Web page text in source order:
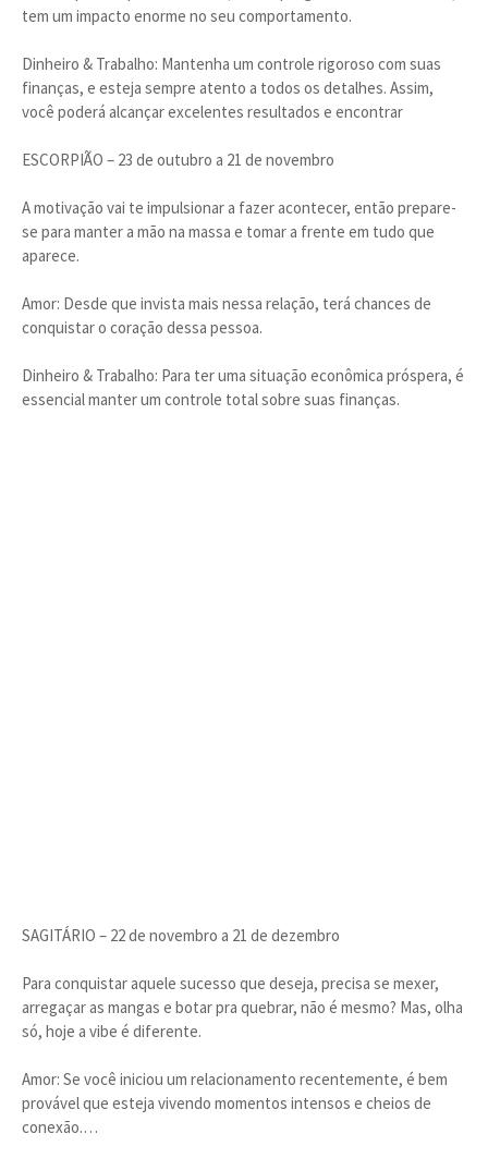
tem um impacto enorme no seu comportamento.
Dinheiro & Trabalho: Mantenha um controle rigoroso com suas
finanças, e esteja sempre atento a todos os detalhes. Assim,
você poderá alcançar excelentes resultados e encontrar
ESCORPIÃO – 23 de outubro a 21 de novembro
A motivação vai te impulsionar a fazer acontecer, então prepare-
se para manter a mão na massa e tomar a frente em tudo que
aparece.
Amor: Desde que invista mais nessa relação, terá chances de
conquistar o coração dessa pessoa.
Dinheiro & Trabalho: Para ter uma situação econômica próspera, é
essencial manter um controle total sobre suas finanças.
SAGITÁRIO – 22 de novembro a 21 de dezembro
Para conquistar aquele sucesso que deseja, precisa se mexer,
arregaçar as mangas e botar pra quebrar, não é mesmo? Mas, olha
só, hoje a vibe é diferente.
Amor: Se você iniciou um relacionamento recentemente, é bem
provável que esteja vivendo momentos intensos e cheios de
conexão.…